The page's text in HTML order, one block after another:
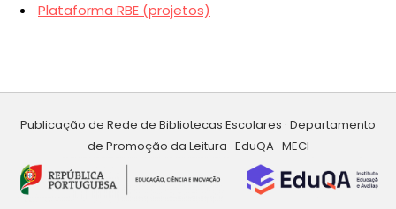
Plataforma RBE (projetos)
Publicação de Rede de Bibliotecas Escolares · Departamento
de Promoção da Leitura · EduQA · MECI